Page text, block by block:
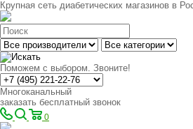
Крупная сеть диабетических магазинов в
Поможем с выбором. Звоните!
Многоканальный
заказать бесплатный звонок
0